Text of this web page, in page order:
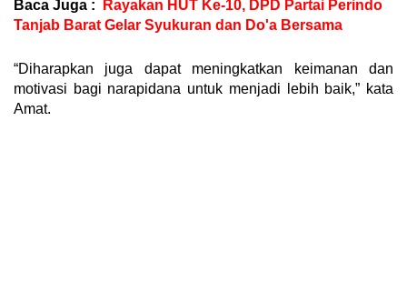
Baca Juga :
Rayakan HUT Ke-10, DPD Partai Perindo
Tanjab Barat Gelar Syukuran dan Do'a Bersama
“Diharapkan juga dapat meningkatkan keimanan dan
motivasi bagi narapidana untuk menjadi lebih baik,” kata
Amat.